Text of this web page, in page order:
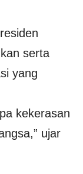
serta
yang
kekerasan
ujar